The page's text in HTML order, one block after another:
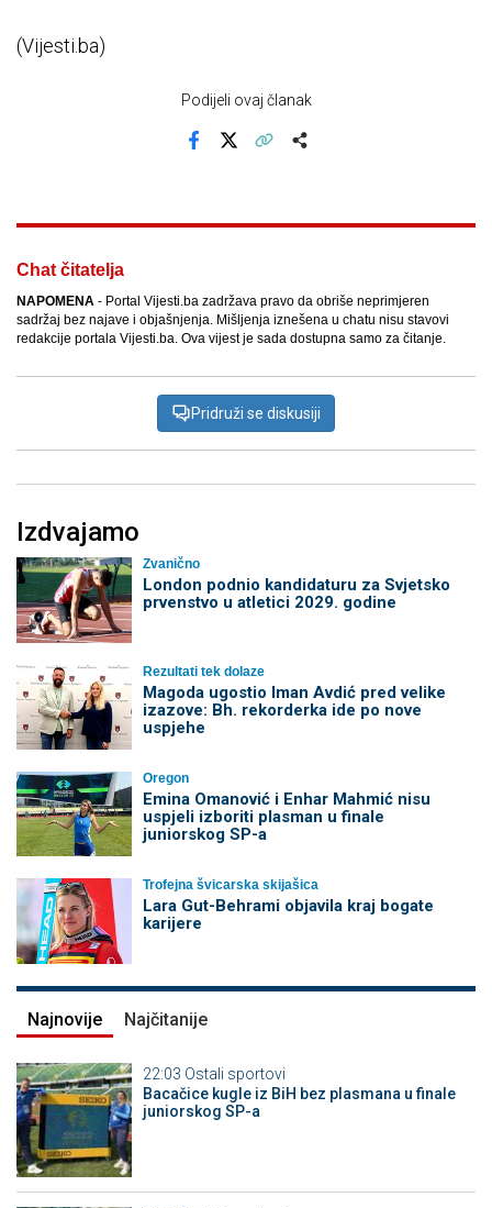
(Vijesti.ba)
Podijeli ovaj članak
Chat čitatelja
NAPOMENA - Portal Vijesti.ba zadržava pravo da obriše neprimjeren
sadržaj bez najave i objašnjenja. Mišljenja iznešena u chatu nisu stavovi
redakcije portala Vijesti.ba. Ova vijest je sada dostupna samo za čitanje.
Pridruži se diskusiji
Izdvajamo
Zvanično
London podnio kandidaturu za Svjetsko
prvenstvo u atletici 2029. godine
Rezultati tek dolaze
Magoda ugostio Iman Avdić pred velike
izazove: Bh. rekorderka ide po nove
uspjehe
Oregon
Emina Omanović i Enhar Mahmić nisu
uspjeli izboriti plasman u finale
juniorskog SP-a
Trofejna švicarska skijašica
Lara Gut-Behrami objavila kraj bogate
karijere
Najnovije Najčitanije
22:03 Ostali sportovi
Bacačice kugle iz BiH bez plasmana u finale
juniorskog SP-a